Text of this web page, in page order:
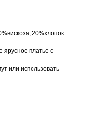
20%хлопок
ярусное платье с
или использовать